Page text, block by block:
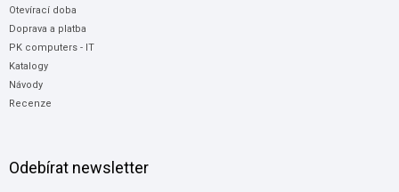
Otevírací doba
Doprava a platba
PK computers - IT
Katalogy
Návody
Recenze
Odebírat newsletter